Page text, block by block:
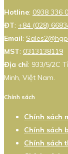
Hotline: 0938 336
ĐT: +84 (028)
Email:
MST: 0313138119
Địa chỉ: 933/5/2C
Minh, Việt Nam.
Chính sách
Chính sách
Chính sách
Chính sách